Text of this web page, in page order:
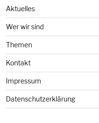
Aktuelles
Wer wir sind
Themen
Kontakt
Impressum
Datenschutzerklärung